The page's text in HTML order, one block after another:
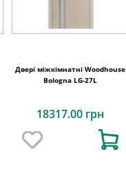
Двері міжкімнатні Woodhouse
Bologna LG-27L
18317.00 грн